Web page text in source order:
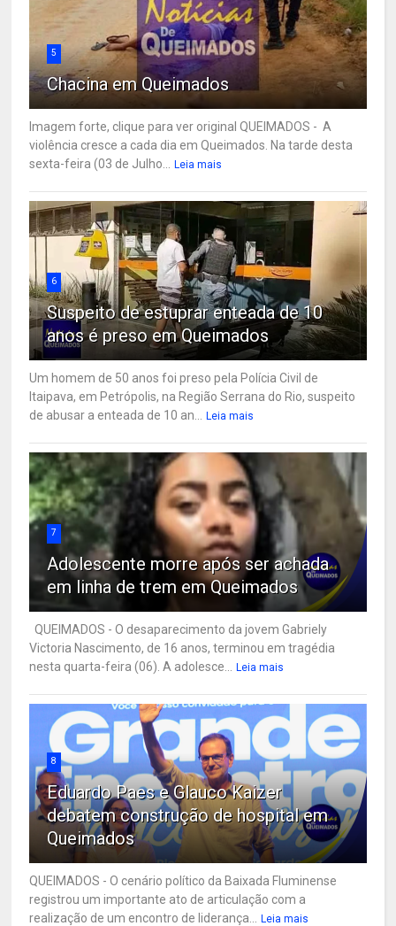
5
Chacina em Queimados
Imagem forte, clique para ver original QUEIMADOS - A
violência cresce a cada dia em Queimados. Na tarde desta
sexta-feira (03 de Julho...
Leia mais
6
Suspeito de estuprar enteada de 10
anos é preso em Queimados
Um homem de 50 anos foi preso pela Polícia Civil de
Itaipava, em Petrópolis, na Região Serrana do Rio, suspeito
de abusar a enteada de 10 an...
Leia mais
7
Adolescente morre após ser achada
em linha de trem em Queimados
QUEIMADOS - O desaparecimento da jovem Gabriely
Victoria Nascimento, de 16 anos, terminou em tragédia
nesta quarta-feira (06). A adolesce...
Leia mais
8
Eduardo Paes e Glauco Kaizer
debatem construção de hospital em
Queimados
QUEIMADOS - O cenário político da Baixada Fluminense
registrou um importante ato de articulação com a
realização de um encontro de liderança...
Leia mais